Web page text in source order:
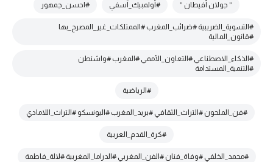
” جولان أفيطان ” #أولمبيك_آسفي #احسن_جمهور
#التسوية_الضريبية #ضرائب_المغرب #الممتلكات_غير_المصرح_بها
#قانون_المالية
#الذكاء_الاصطناعي #التعاون_الأممي #المغرب #واشنطن
#التنمية_المستدامة
#الرياضية
#فن_الملحون #التراث_الثقافي #بريد_المغرب #اليونسكو #التراث_اللامادي
#كرة_القدم_العربية
#محمد_الخلفي #وفاة_فنان #الفن_المغربي #الدراما_المغربية #لالة_فاطمة